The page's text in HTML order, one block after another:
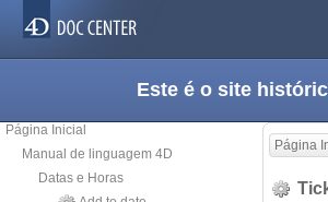
Este é o site
Página Inicial
Manual de linguagem 4D
Datas e Horas
Página